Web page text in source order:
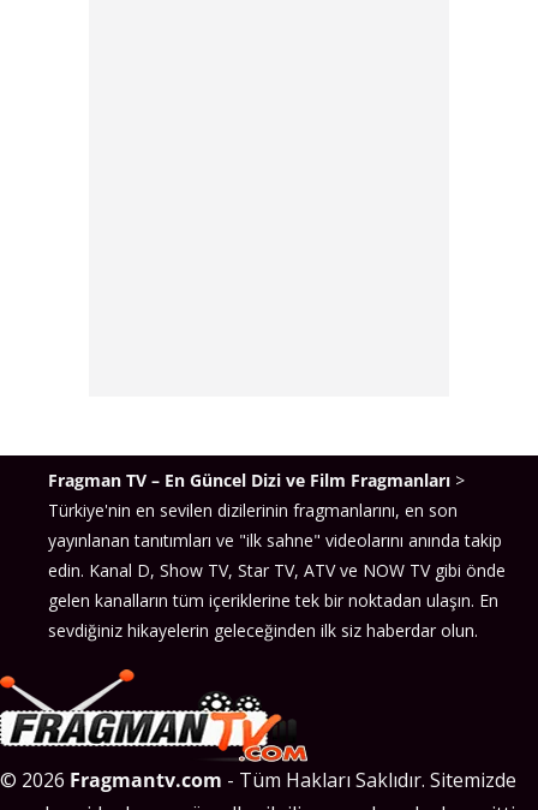
Fragman TV – En Güncel Dizi ve Film Fragmanları >
Türkiye'nin en sevilen dizilerinin fragmanlarını, en son
yayınlanan tanıtımları ve "ilk sahne" videolarını anında takip
edin. Kanal D, Show TV, Star TV, ATV ve NOW TV gibi önde
gelen kanalların tüm içeriklerine tek bir noktadan ulaşın. En
sevdiğiniz hikayelerin geleceğinden ilk siz haberdar olun.
© 2026 Fragmantv.com - Tüm Hakları Saklıdır. Sitemizde